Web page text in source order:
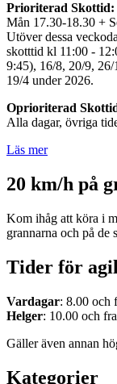
Prioriterad Skottid:
Mån 17.30-18.30 +
Utöver dessa
skotttid kl 11:00 -
9:45), 16/8, 20/9, 26/
19/4 under 2026.
Oprioriterad
Alla dagar, övriga
Läs mer
20 km/h på
Kom ihåg att köra i
grannarna och på de
Tider för
Vardagar: 8.00 och
Helger: 10.00 och
Gäller även annan
Kategorier